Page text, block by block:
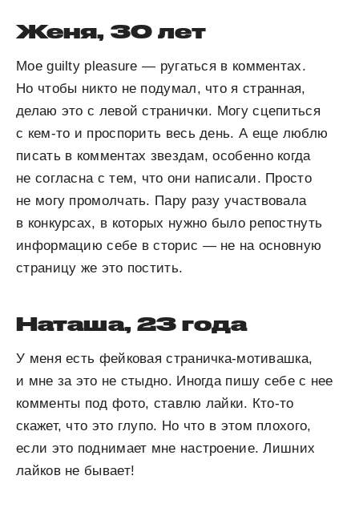
Женя, 30 лет
Мое guilty pleasure — ругаться в комментах.
Но чтобы никто не подумал, что я странная,
делаю это с левой странички. Могу сцепиться
с кем-то и проспорить весь день. А еще люблю
писать в комментах звездам, особенно когда
не согласна с тем, что они написали. Просто
не могу промолчать. Пару разу участвовала
в конкурсах, в которых нужно было репостнуть
информацию себе в сторис — не на основную
страницу же это постить.
Наташа, 23 года
У меня есть фейковая страничка-мотивашка,
и мне за это не стыдно. Иногда пишу себе с нее
комменты под фото, ставлю лайки. Кто-то
скажет, что это глупо. Но что в этом плохого,
если это поднимает мне настроение. Лишних
лайков не бывает!